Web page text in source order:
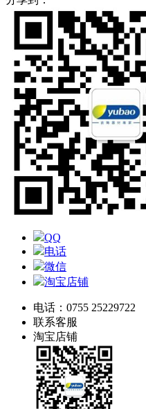
QQ
电话
微信
淘宝店铺
电话：0755 25229722
联系客服
淘宝店铺